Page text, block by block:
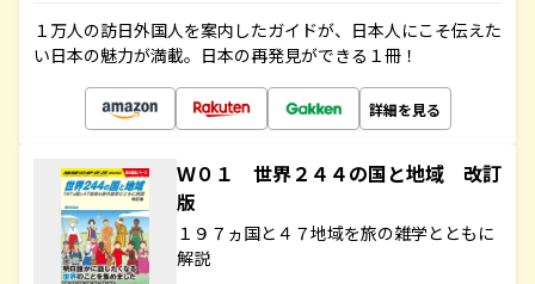
１万人の訪日外国人を案内したガイドが、日本人にこそ伝えた
い日本の魅力が満載。日本の再発見ができる１冊！
詳細を見る
Ｗ０１ 世界２４４の国と地域 改訂
版
１９７ヵ国と４７地域を旅の雑学とともに
解説